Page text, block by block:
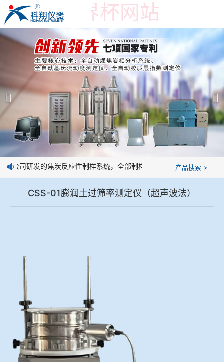
在线买世界杯网站
在线买世界杯网站
产品展示 ＞
焦炭高温性能检测系统
焦化行业检测及优化配煤设备
球团矿/烧结矿/块矿高温冶金性能检测系统
烧结/球团优化配矿研究设备
高炉配吹煤检测设备
冶金石灰活性度测定仪
矿石、焦炭物理检测及制样设备
工业分析、测硫仪等
公司简介
在线买世界杯网站
企业业绩
技术交流
视频观赏
在线买世界杯网站
我公司研发的焦炭反应性制样系统，全部制样过程机械化操作，没有
产品搜索 >
CSS-01膨润土过筛率测定仪（超声波法）